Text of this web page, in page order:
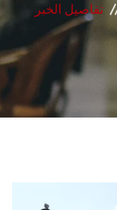
الرعاية الصحية
المراكز والوحدات
الأنظمة الذكية
تواصل معنا
تفاصيل الخبر